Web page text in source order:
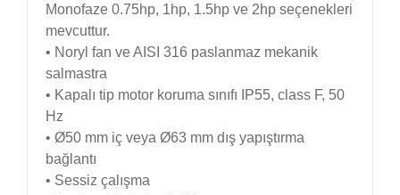
Monofaze 0.75hp, 1hp, 1.5hp ve 2hp seçenekleri
mevcuttur.
• Noryl fan ve AISI 316 paslanmaz mekanik
salmastra
• Kapalı tip motor koruma sınıfı IP55, class F, 50
Hz
• Ø50 mm iç veya Ø63 mm dış yapıştırma
bağlantı
• Sessiz çalışma